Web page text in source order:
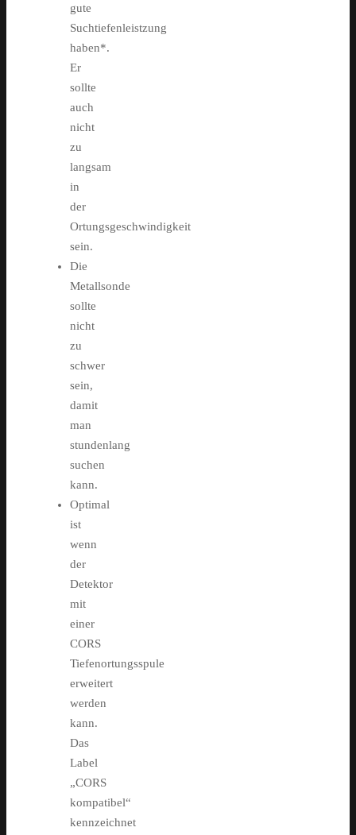
gute
Suchtiefenleistzung
haben*.
Er
sollte
auch
nicht
zu
langsam
in
der
Ortungsgeschwindigkeit
sein.
Die
Metallsonde
sollte
nicht
zu
schwer
sein,
damit
man
stundenlang
suchen
kann.
Optimal
ist
wenn
der
Detektor
mit
einer
CORS
Tiefenortungsspule
erweitert
werden
kann.
Das
Label
„CORS
kompatibel“
kennzeichnet